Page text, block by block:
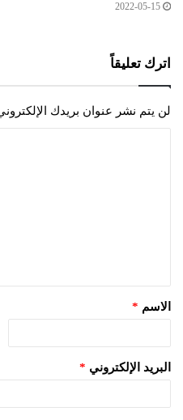
2022-05-15
اترك تعليقاً
لن يتم نشر عنوان بريدك
الاسم *
البريد الإلكتروني *